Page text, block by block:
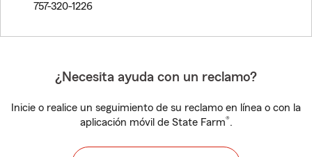
757-320-1226
¿Necesita ayuda con un reclamo?
Inicie o realice un seguimiento de su reclamo en línea o con la
aplicación móvil de State Farm®.